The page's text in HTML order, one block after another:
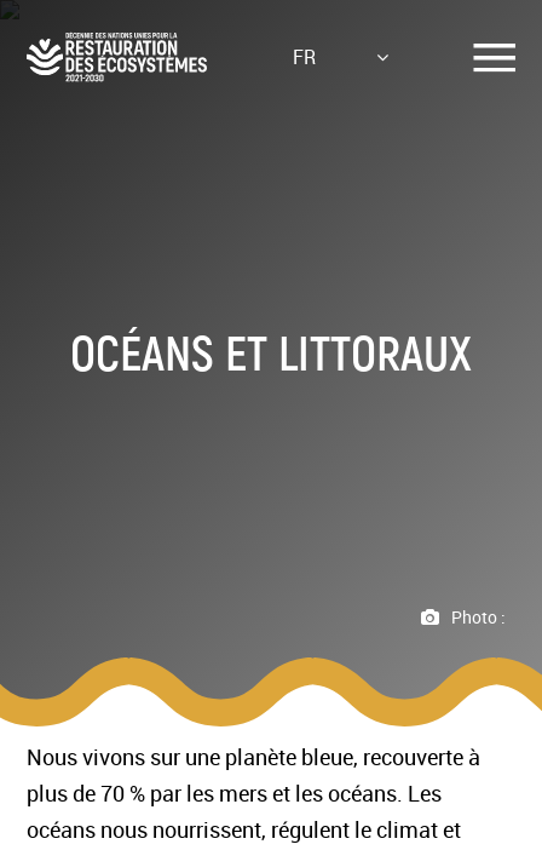
Aller
contenu
FR
OCÉANS ET LITTORAUX
Photo :
Nous vivons sur une planète bleue, recouverte à
plus de 70 % par les mers et les océans. Les
océans nous nourrissent, régulent le climat et